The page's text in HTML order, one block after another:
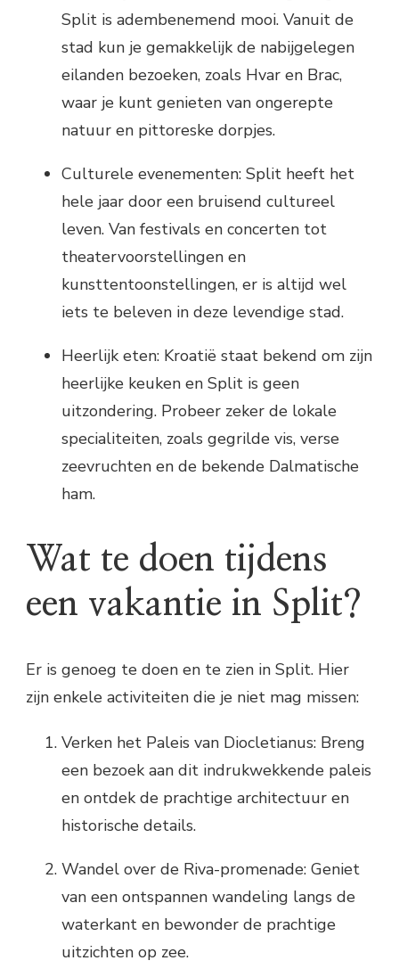
Split is adembenemend mooi. Vanuit de
stad kun je gemakkelijk de nabijgelegen
eilanden bezoeken, zoals Hvar en Brac,
waar je kunt genieten van ongerepte
natuur en pittoreske dorpjes.
Culturele evenementen: Split heeft het
hele jaar door een bruisend cultureel
leven. Van festivals en concerten tot
theatervoorstellingen en
kunsttentoonstellingen, er is altijd wel
iets te beleven in deze levendige stad.
Heerlijk eten: Kroatië staat bekend om zijn
heerlijke keuken en Split is geen
uitzondering. Probeer zeker de lokale
specialiteiten, zoals gegrilde vis, verse
zeevruchten en de bekende Dalmatische
ham.
Wat te doen tijdens
een vakantie in Split?
Er is genoeg te doen en te zien in Split. Hier
zijn enkele activiteiten die je niet mag missen:
Verken het Paleis van Diocletianus: Breng
een bezoek aan dit indrukwekkende paleis
en ontdek de prachtige architectuur en
historische details.
Wandel over de Riva-promenade: Geniet
van een ontspannen wandeling langs de
waterkant en bewonder de prachtige
uitzichten op zee.